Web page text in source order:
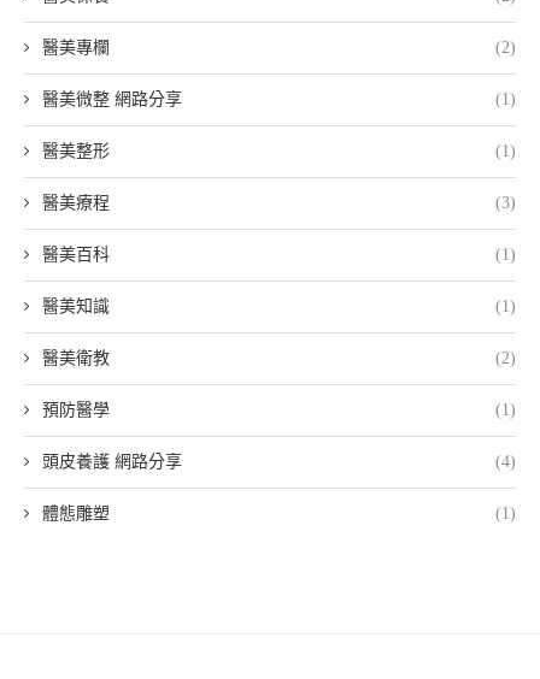
醫美專欄 (2)
醫美微整 網路分享 (1)
醫美整形 (1)
醫美療程 (3)
醫美百科 (1)
醫美知識 (1)
醫美衛教 (2)
預防醫學 (1)
頭皮養護 網路分享 (4)
體態雕塑 (1)